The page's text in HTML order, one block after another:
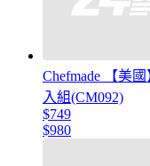
Chefmade 【美
入組(CM092)
$749
$980